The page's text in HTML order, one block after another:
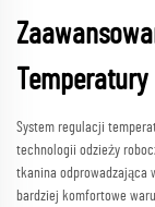
Temperatury
System regulacji
technologii odzieży
tkanina odprowadzająca
bardziej komfortowe